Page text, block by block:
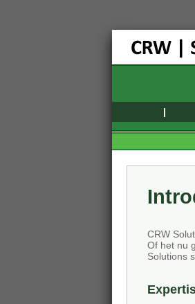
CRW
Of het nu
Solutions